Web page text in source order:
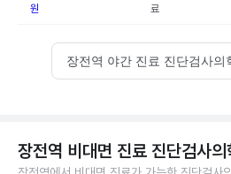
원
료
장전역 야간 진료 진단검사의
장전역 비대면 진료 진단검사의